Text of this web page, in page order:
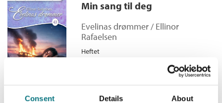
Consent Details About
Antall sider: 256
Serie:
Serienummer:
30
Torill måtte ha hørt henne, for plutselig åpnet hun øynene og så
rett på henne. Blikket var sløret og sløvt, så rullet øynene bakover i
hodet, og øyelokkene gled igjen på nytt.
Rekyl
Bokmål Nedlastbar lydbok
Min sang til deg
Evelinas drømmer / Ellinor
Rafaelsen
Heftet